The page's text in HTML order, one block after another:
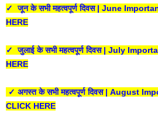
✓ जून के सभी महत्वपूर्ण दिवस | June
HERE
✓ जुलाई के सभी महत्वपूर्ण दिवस | July
HERE
✓ अगस्त के सभी महत्वपूर्ण दिवस | August
CLICK HERE